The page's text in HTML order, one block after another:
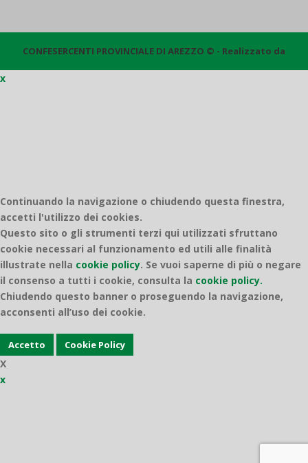
CONFESERCENTI PROVINCIALE DI AREZZO © - Realizzato da
x
Continuando la navigazione o chiudendo questa finestra,
accetti l'utilizzo dei cookies.
Questo sito o gli strumenti terzi qui utilizzati sfruttano
cookie necessari al funzionamento ed utili alle finalità
illustrate nella cookie policy. Se vuoi saperne di più o negare
il consenso a tutti i cookie, consulta la cookie policy.
Chiudendo questo banner o proseguendo la navigazione,
acconsenti all’uso dei cookie.
Accetto Cookie Policy
X
x